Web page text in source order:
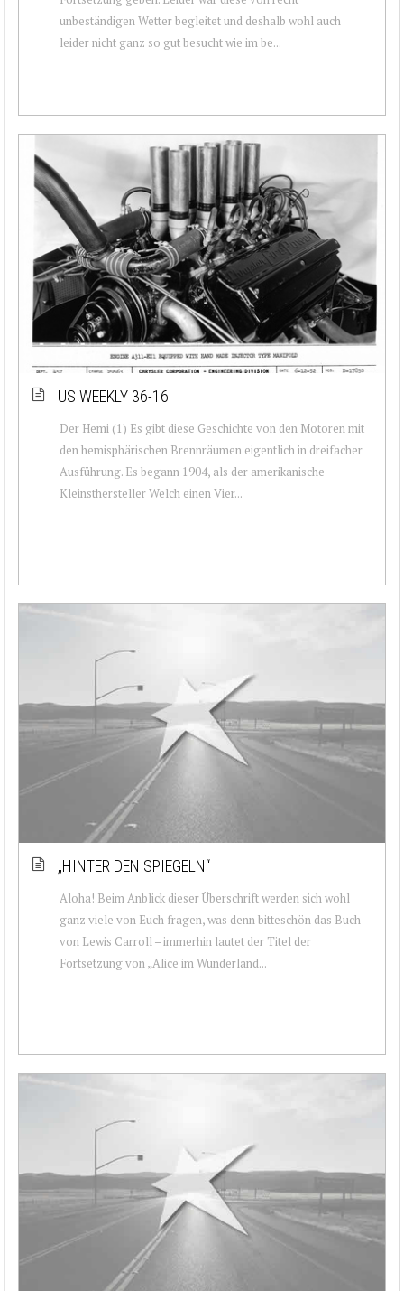
unbeständigen Wetter begleitet und deshalb wohl auch
leider nicht ganz so gut besucht wie im be...
US WEEKLY 36-16
Der Hemi (1) Es gibt diese Geschichte von den Motoren mit
den hemisphärischen Brennräumen eigentlich in dreifacher
Ausführung. Es begann 1904, als der amerikanische
Kleinsthersteller Welch einen Vier...
„HINTER DEN SPIEGELN“
Aloha! Beim Anblick dieser Überschrift werden sich wohl
ganz viele von Euch fragen, was denn bitteschön das Buch
von Lewis Carroll – immerhin lautet der Titel der
Fortsetzung von „Alice im Wunderland...